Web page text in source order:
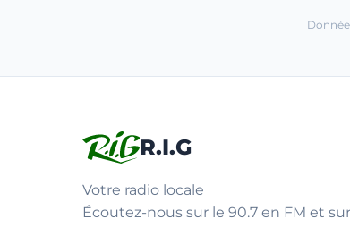
R.I.G
Votre radio locale
Écoutez-nous sur le 90.7 en FM et